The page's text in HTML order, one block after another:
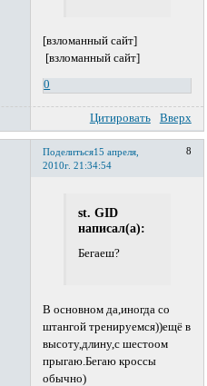
[взломанный сайт]
[взломанный сайт]
0
Цитировать Вверх
Поделиться 8
15 апреля,
2010г. 21:34:54
st. GID
написал(а):
Бегаеш?
В основном да,иногда со
штангой тренируемся))ещё в
высоту,длину,с шестоом
прыгаю.Бегаю кроссы
обычно)